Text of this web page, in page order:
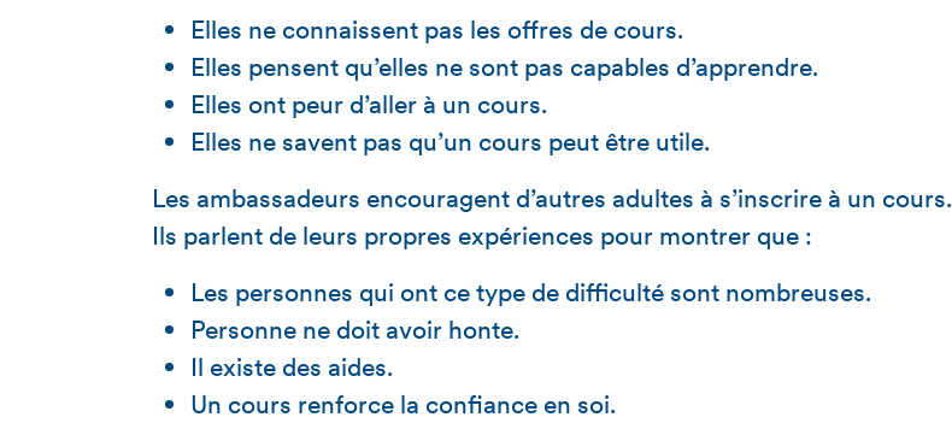
Elles ne connaissent pas les offres de cours.
Elles pensent qu’elles ne sont pas capables d’apprendre.
Elles ont peur d’aller à un cours.
Elles ne savent pas qu’un cours peut être utile.
Les ambassadeurs encouragent d’autres adultes à s’inscrire à un cours.
Ils parlent de leurs propres expériences pour montrer que :
Les personnes qui ont ce type de difficulté sont nombreuses.
Personne ne doit avoir honte.
Il existe des aides.
Un cours renforce la confiance en soi.